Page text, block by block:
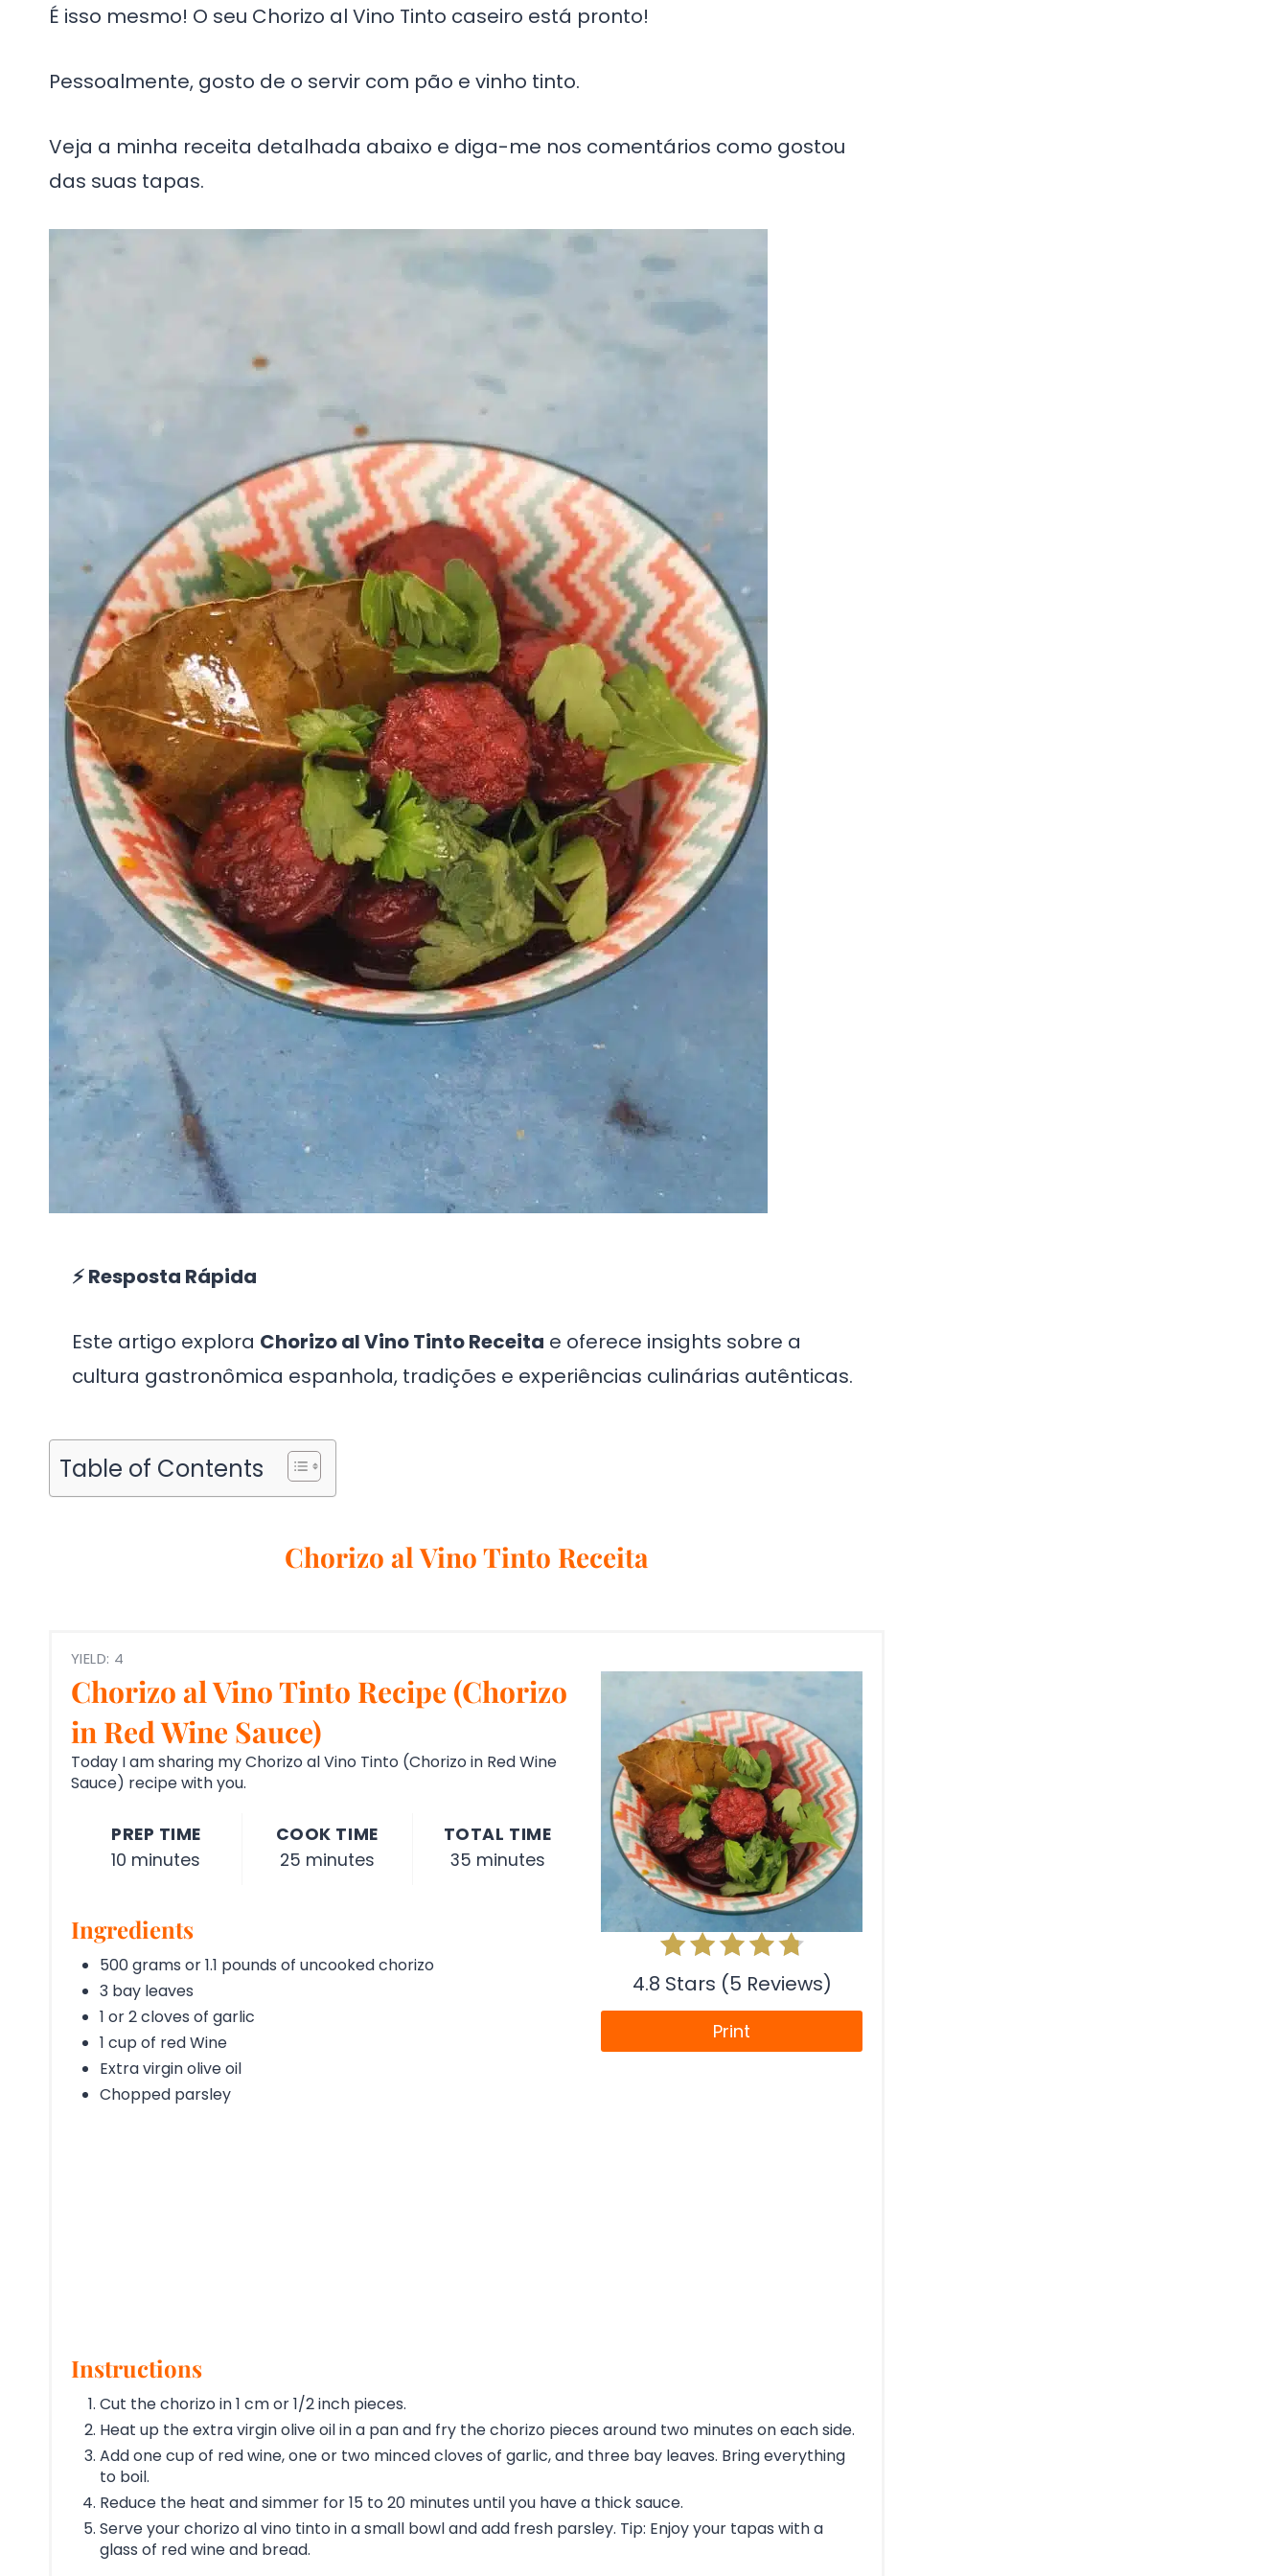
É isso mesmo! O seu Chorizo al Vino Tinto caseiro está pronto!
Pessoalmente, gosto de o servir com pão e vinho tinto.
Veja a minha receita detalhada abaixo e diga-me nos comentários como gostou
das suas tapas.
⚡ Resposta Rápida
Este artigo explora Chorizo al Vino Tinto Receita e oferece insights sobre a
cultura gastronômica espanhola, tradições e experiências culinárias autênticas.
Table of Contents
Chorizo al Vino Tinto Receita
YIELD: 4
Chorizo al Vino Tinto Recipe (Chorizo
in Red Wine Sauce)
4.8 Stars (5 Reviews)
Print
Today I am sharing my Chorizo al Vino Tinto (Chorizo in Red Wine
Sauce) recipe with you.
PREP TIME
10 minutes
COOK TIME
25 minutes
TOTAL TIME
35 minutes
Ingredients
500 grams or 1.1 pounds of uncooked chorizo
3 bay leaves
1 or 2 cloves of garlic
1 cup of red Wine
Extra virgin olive oil
Chopped parsley
Instructions
Cut the chorizo in 1 cm or 1/2 inch pieces.
Heat up the extra virgin olive oil in a pan and fry the chorizo pieces around two minutes on each side.
Add one cup of red wine, one or two minced cloves of garlic, and three bay leaves. Bring everything
to boil.
Reduce the heat and simmer for 15 to 20 minutes until you have a thick sauce.
Serve your chorizo al vino tinto in a small bowl and add fresh parsley. Tip: Enjoy your tapas with a
glass of red wine and bread.